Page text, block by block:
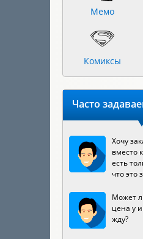
Мемо
Комиксы
Часто
Хочу
вместо
есть
что это
Может
цена у
жду?